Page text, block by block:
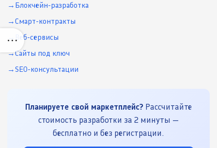
Блокчейн-разработка
Смарт-контракты
Веб-сервисы
Сайты под ключ
SEO-консультации
Планируете свой маркетплейс? Рассчитайте
стоимость разработки за 2 минуты —
бесплатно и без регистрации.